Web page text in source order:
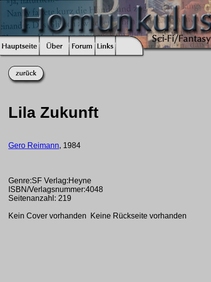
Lila Zukunft
Gero Reimann, 1984
Genre:SF Verlag:Heyne
ISBN/Verlagsnummer:4048
Seitenanzahl: 219
Kein Cover vorhanden Keine Rückseite vorhanden